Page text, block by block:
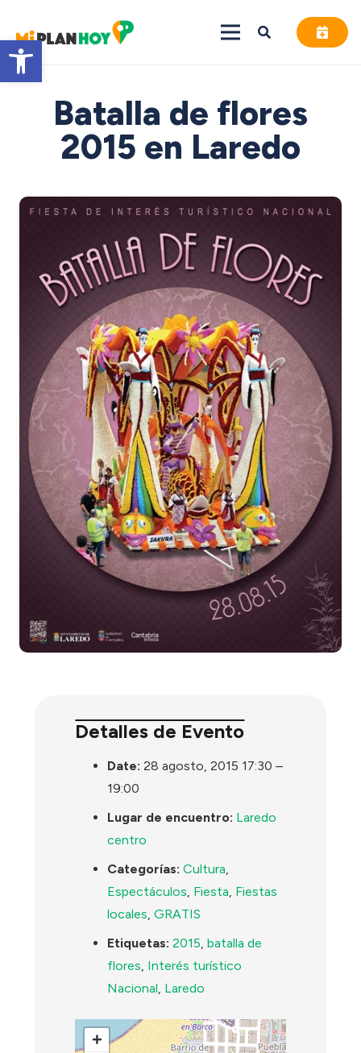
Abrir barra de herramientas
Batalla de flores
2015 en Laredo
Detalles de Evento
Date: 28 agosto, 2015 17:30 –
19:00
Lugar de encuentro: Laredo
centro
Categorías: Cultura
Espectáculos Fiesta Fiestas
locales ,GRATIS
Etiquetas: 2015 ,batalla de
flores Interés turístico
Nacional Laredo
+